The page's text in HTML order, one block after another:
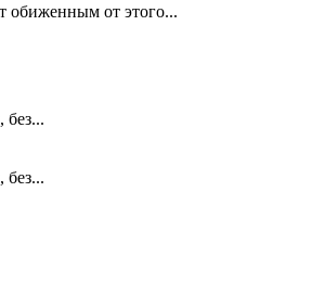
обиженным от этого...
без...
без...